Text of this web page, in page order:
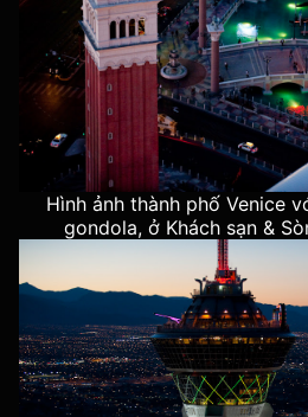
Hình ảnh thành phố Venice
gondola, ở Khách sạn &